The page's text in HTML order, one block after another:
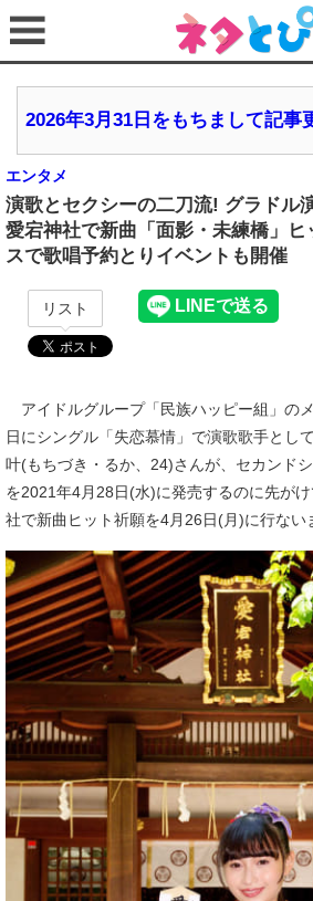
2026年3月31日をもちまして記事
エンタメ
演歌とセクシーの二刀流! グラドル
愛宕神社で新曲「面影・未練橋」ヒ
スで歌唱予約とりイベントも開催
リスト
アイドルグループ「民族ハッピー組」の
日にシングル「失恋慕情」で演歌歌手とし
叶(もちづき・るか、24)さんが、セカンド
を2021年4月28日(水)に発売するのに先が
社で新曲ヒット祈願を4月26日(月)に行ない